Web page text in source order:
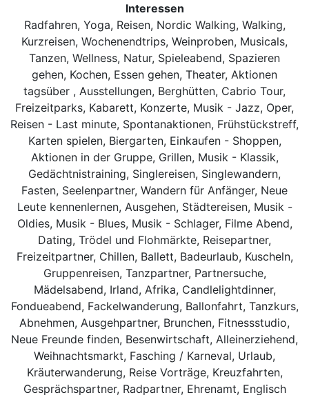
Interessen
Radfahren, Yoga, Reisen, Nordic Walking, Walking,
Kurzreisen, Wochenendtrips, Weinproben, Musicals,
Tanzen, Wellness, Natur, Spieleabend, Spazieren
gehen, Kochen, Essen gehen, Theater, Aktionen
tagsüber , Ausstellungen, Berghütten, Cabrio Tour,
Freizeitparks, Kabarett, Konzerte, Musik - Jazz, Oper,
Reisen - Last minute, Spontanaktionen, Frühstückstreff,
Karten spielen, Biergarten, Einkaufen - Shoppen,
Aktionen in der Gruppe, Grillen, Musik - Klassik,
Gedächtnistraining, Singlereisen, Singlewandern,
Fasten, Seelenpartner, Wandern für Anfänger, Neue
Leute kennenlernen, Ausgehen, Städtereisen, Musik -
Oldies, Musik - Blues, Musik - Schlager, Filme Abend,
Dating, Trödel und Flohmärkte, Reisepartner,
Freizeitpartner, Chillen, Ballett, Badeurlaub, Kuscheln,
Gruppenreisen, Tanzpartner, Partnersuche,
Mädelsabend, Irland, Afrika, Candlelightdinner,
Fondueabend, Fackelwanderung, Ballonfahrt, Tanzkurs,
Abnehmen, Ausgehpartner, Brunchen, Fitnessstudio,
Neue Freunde finden, Besenwirtschaft, Alleinerziehend,
Weihnachtsmarkt, Fasching / Karneval, Urlaub,
Kräuterwanderung, Reise Vorträge, Kreuzfahrten,
Gesprächspartner, Radpartner, Ehrenamt, Englisch